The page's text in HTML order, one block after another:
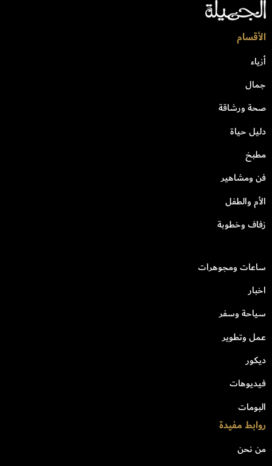
الأقسام
أزياء
جمال
صحة ورشاقة
دليل حياة
مطبخ
فن ومشاهير
الأم والطفل
زفاف وخطوبة
ساعات ومجوهرات
اخبار
سياحة وسفر
عمل وتطوير
ديكور
فيديوهات
البومات
روابط مفيدة
من نحن